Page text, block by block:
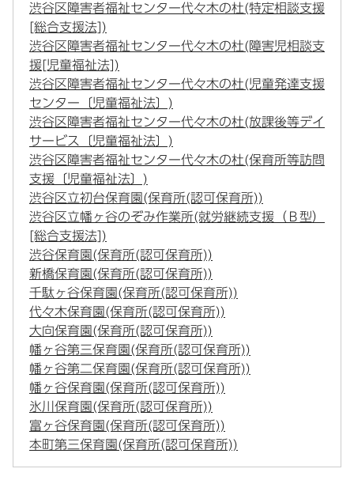
渋谷区障害者福祉センター代々木の杜(特定相談支援
[総合支援法])
渋谷区障害者福祉センター代々木の杜(障害児相談支
援[児童福祉法])
渋谷区障害者福祉センター代々木の杜(児童発達支援
センター〔児童福祉法〕)
渋谷区障害者福祉センター代々木の杜(放課後等デイ
サービス〔児童福祉法〕)
渋谷区障害者福祉センター代々木の杜(保育所等訪問
支援〔児童福祉法〕)
渋谷区立初台保育園(保育所(認可保育所))
渋谷区立幡ヶ谷のぞみ作業所(就労継続支援（Ｂ型）
[総合支援法])
渋谷保育園(保育所(認可保育所))
新橋保育園(保育所(認可保育所))
千駄ヶ谷保育園(保育所(認可保育所))
代々木保育園(保育所(認可保育所))
大向保育園(保育所(認可保育所))
幡ヶ谷第三保育園(保育所(認可保育所))
幡ヶ谷第二保育園(保育所(認可保育所))
幡ヶ谷保育園(保育所(認可保育所))
氷川保育園(保育所(認可保育所))
富ヶ谷保育園(保育所(認可保育所))
本町第三保育園(保育所(認可保育所))